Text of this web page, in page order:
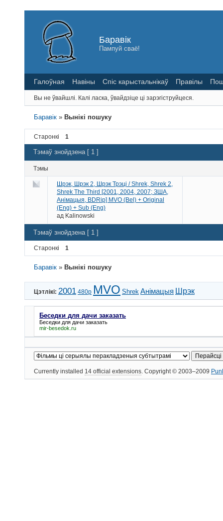
Баравік
Пампуй сваё!
Галоўная Навіны Спіс карыстальнікаў Правілы
Вы не ўвайшлі. Калі ласка, ўвайдзіце ці зарэгіструйцеся.
Баравік » Вынікі пошуку
Старонкі 1
Тэмаў знойдзена [ 1 ]
Тэмы
Шрэк, Шрэк 2, Шрэк Трэці / Shrek, Shrek 2,
Shrek The Third [2001, 2004, 2007; ЗША,
Анімацыя, BDRip] MVO (Bel) + Original
(Eng) + Sub (Eng)
ад Kalinowski
Тэмаў знойдзена [ 1 ]
Старонкі 1
Баравік » Вынікі пошуку
Цэтлікі: 2001 480p MVO Shrek Анімацыя Шрэк
Беседки для дачи заказать
Беседки для дачи заказать
mir-besedok.ru
Currently installed 14 official extensions. Copyright © 2003–2009